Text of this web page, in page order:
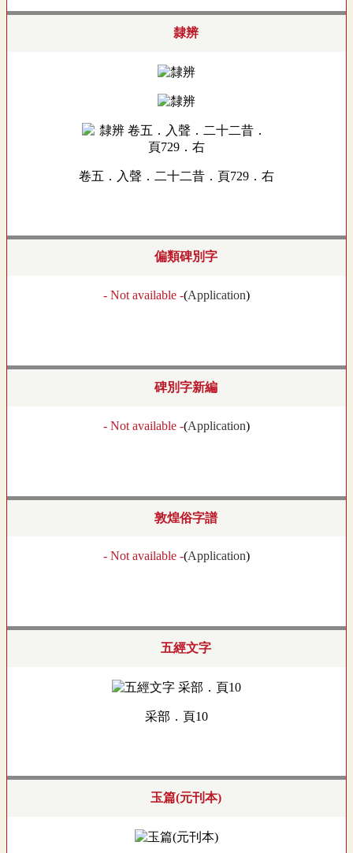
隸辨
卷五．入聲．二十二昔．頁729．右
偏類碑別字
- Not available -(Application)
碑別字新編
- Not available -(Application)
敦煌俗字譜
- Not available -(Application)
五經文字
采部．頁10
玉篇(元刊本)